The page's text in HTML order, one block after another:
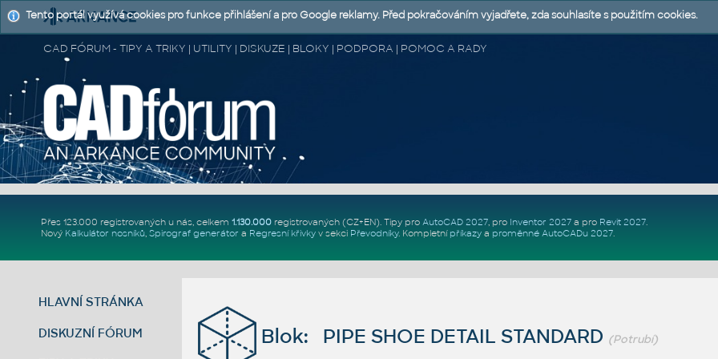
CAD FÓRUM - TIPY A TRIKY | UTILITY | DISKUZE | BLOKY | PODPORA | POMOC A RADY
Přes 123.000 registrovaných u nás, celkem 1.130.000registrovaných (CZ+EN). Tipy pro AutoCAD 2027, pro Inventor 2027a pro Revit 2027.
Nový Kalkulátor nosníků, Spirograf generátor a Regresní křivkyv sekci Převodníky. Kompletní příkazya proměnné AutoCADu 2027.
HLAVNÍ STRÁNKA
DISKUZNÍ FÓRUM Blok: PIPE SHOE DETAIL STANDARD (Potrubí)
Tento portál využívá cookies pro funkce přihlášení a pro Google reklamy. Před pokračováním vyjadřete, zda souhlasíte s použitím cookies.